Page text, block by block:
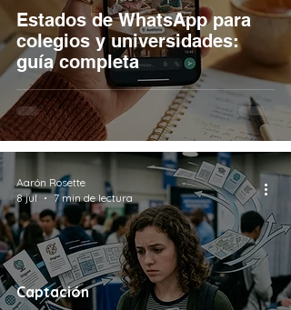
Estados de WhatsApp para
colegios y universidades:
guía completa
Captación
Aarón Rosette
8 jul
7 min de lectura